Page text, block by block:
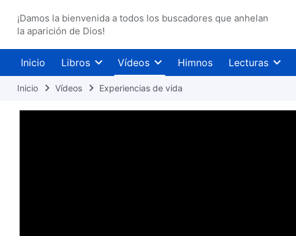
¡Damos la bienvenida a todos los buscadores que anhelan
la aparición de Dios!
Inicio Libros Vídeos Himnos Lecturas
Inicio Vídeos Experiencias de vida